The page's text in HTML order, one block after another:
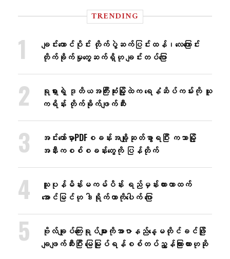
TRENDING
ချင်းတောင်ပိုင်း တိုက်ပွဲဆက်ပြင်းထန်၊လေကြောင်း
တိုက်ခိုက်မှုတွေဆက်ရှိဟု ချင်းတပ်ပြော
ရုရှားရဲ့ ဒုတိယအကြီးဆုံးမြို့ထဲက ရေနံဆိပ်ကမ်းကို ယူ
ကရိန်း တိုက်ခိုက်ဖျက်ဆီး
အင်း​တော်မှာ​PDFစခန်းအချို့ဆုတ်ခွာရပြီး ကသာမြို့
အနီးကစစ်စခန်း​​တွေကို ပြန်တိုက်
သူပုန်မိန်းမကမ်ပိန်း ရည်မှန်းထားတာထက်
အောင်မြင်ဟု ဒါရိုက်တာကိုပေါက် ပြော
ဗိုလ်ချုပ်ကြေးရုပ်များကိုအာဇာနည်နေ့မတိုင်ခင်ဖြို
ချဖျက်ဆီးပြီး ​မြေမြုပ်ရန်စစ်တပ်ညွှန်ကြားထားဟုဆို